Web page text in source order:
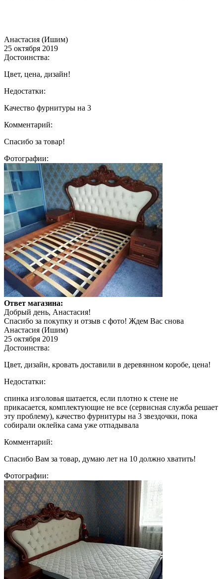
Анастасия (Ишим)
25 октября 2019
Достоинства:
Цвет, цена, дизайн!
Недостатки:
Качество фурнитуры на 3
Комментарий:
Спасибо за товар!
Фотографии:
Ответ магазина:
Добрый день, Анастасия!
Спасибо за покупку и отзыв с фото! Ждем Вас снова
Анастасия (Ишим)
25 октября 2019
Достоинства:
Цвет, дизайн, кровать доставили в деревянном коробе, цена!
Недостатки:
спинка изголовья шатается, если плотно к стене не
прикасается, комплектующие не все (сервисная служба решает
эту проблему), качество фурнитуры на 3 звездочки, пока
собирали оклейка сама уже отпадывала
Комментарий:
Спасибо Вам за товар, думаю лет на 10 должно хватить!
Фотографии: